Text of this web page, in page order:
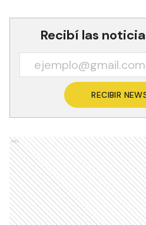
Recibí las
RECIBIR
Ads